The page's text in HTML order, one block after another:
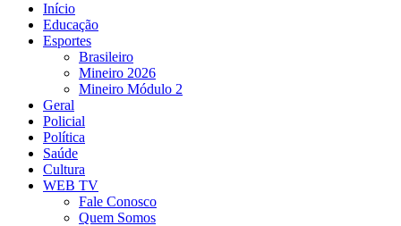
Início
Educação
Esportes
Brasileiro
Mineiro 2026
Mineiro Módulo 2
Geral
Policial
Política
Saúde
Cultura
WEB TV
Fale Conosco
Quem Somos